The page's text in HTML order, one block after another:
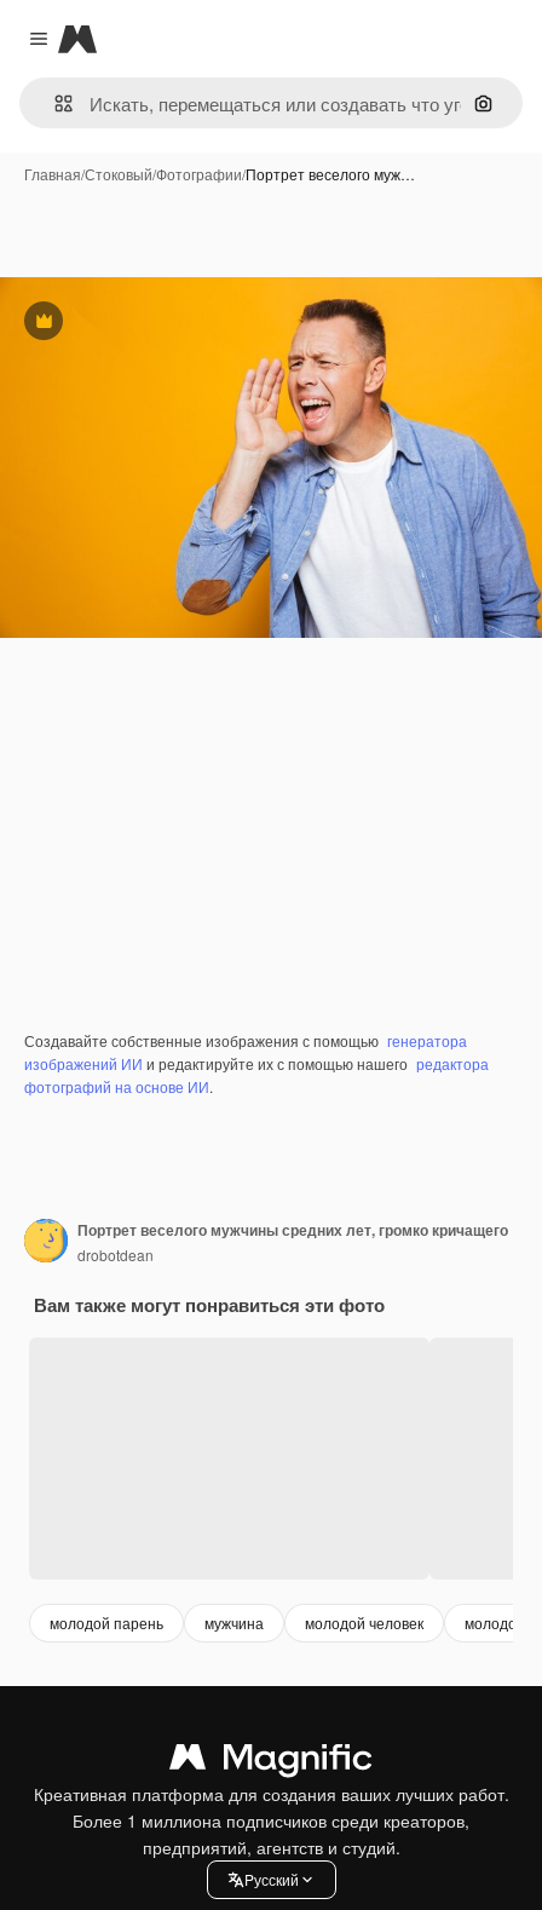
Close menu
Magnific
Поиск
Главная/Стоковый/Фотографии/Портрет веселого муж…
Премиум
Создавайте собственные изображения с помощью генератора
изображений ИИ и редактируйте их с помощью нашего редактора
фотографий на основе ИИ.
Портрет веселого мужчины средних лет, громко кричащего
drobotdean
Вам также могут понравиться эти фото
молодой парень мужчина молодой человек молодой
Креативная платформа для создания ваших лучших работ.
Более 1 миллиона подписчиков среди креаторов,
предприятий, агентств и студий.
Pусский